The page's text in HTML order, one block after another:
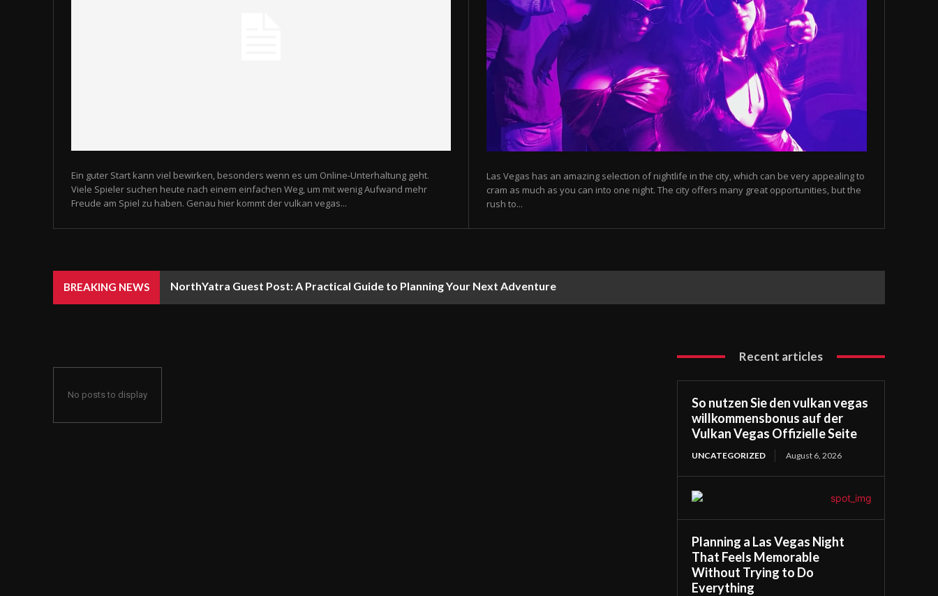
Ein guter Start kann viel bewirken, besonders wenn es um Online-Unterhaltung geht.
Viele Spieler suchen heute nach einem einfachen Weg, um mit wenig Aufwand mehr
Freude am Spiel zu haben. Genau hier kommt der vulkan vegas...
Las Vegas has an amazing selection of nightlife in the city, which can be very appealing to
cram as much as you can into one night. The city offers many great opportunities, but the
rush to...
BREAKING NEWS NorthYatra Guest Post: A Practical Guide to Planning Your Next Adventure
No posts to display
Recent articles
So nutzen Sie den vulkan vegas
willkommensbonus auf der
Vulkan Vegas Offizielle Seite
UNCATEGORIZED August 6, 2026
Planning a Las Vegas Night
That Feels Memorable
Without Trying to Do
Everything